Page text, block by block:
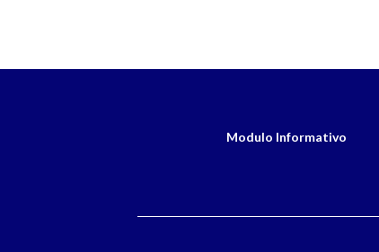
Modulo Informativo